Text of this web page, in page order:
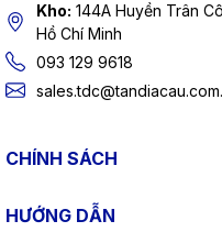
Kho: 144A Huyền Trân
Hồ Chí Minh
093 129 9618
CHÍNH SÁCH
HƯỚNG DẪN